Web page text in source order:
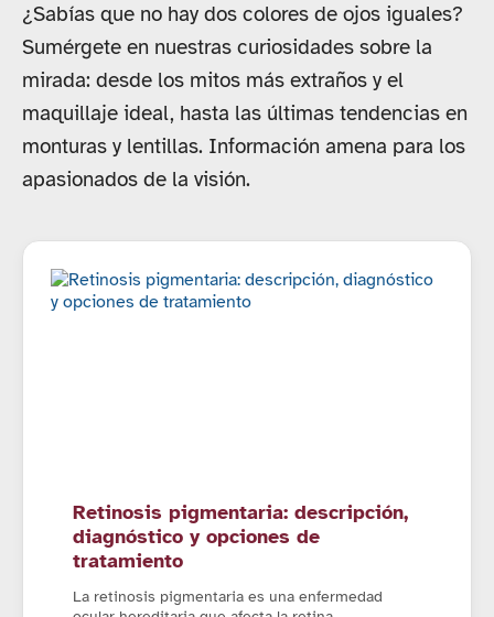
¿Sabías que no hay dos colores de ojos iguales?
Sumérgete en nuestras curiosidades sobre la
mirada: desde los mitos más extraños y el
maquillaje ideal, hasta las últimas tendencias en
monturas y lentillas. Información amena para los
apasionados de la visión.
Retinosis pigmentaria: descripción,
diagnóstico y opciones de
tratamiento
La retinosis pigmentaria es una enfermedad